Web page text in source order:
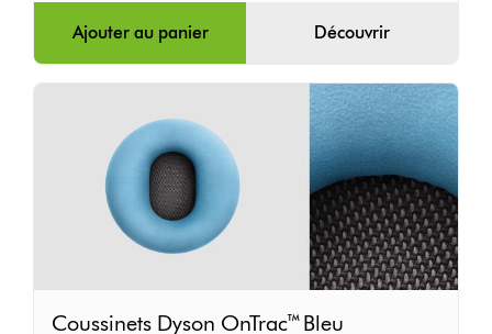
Ajouter au panier Découvrir
Coussinets Dyson OnTrac™ Bleu